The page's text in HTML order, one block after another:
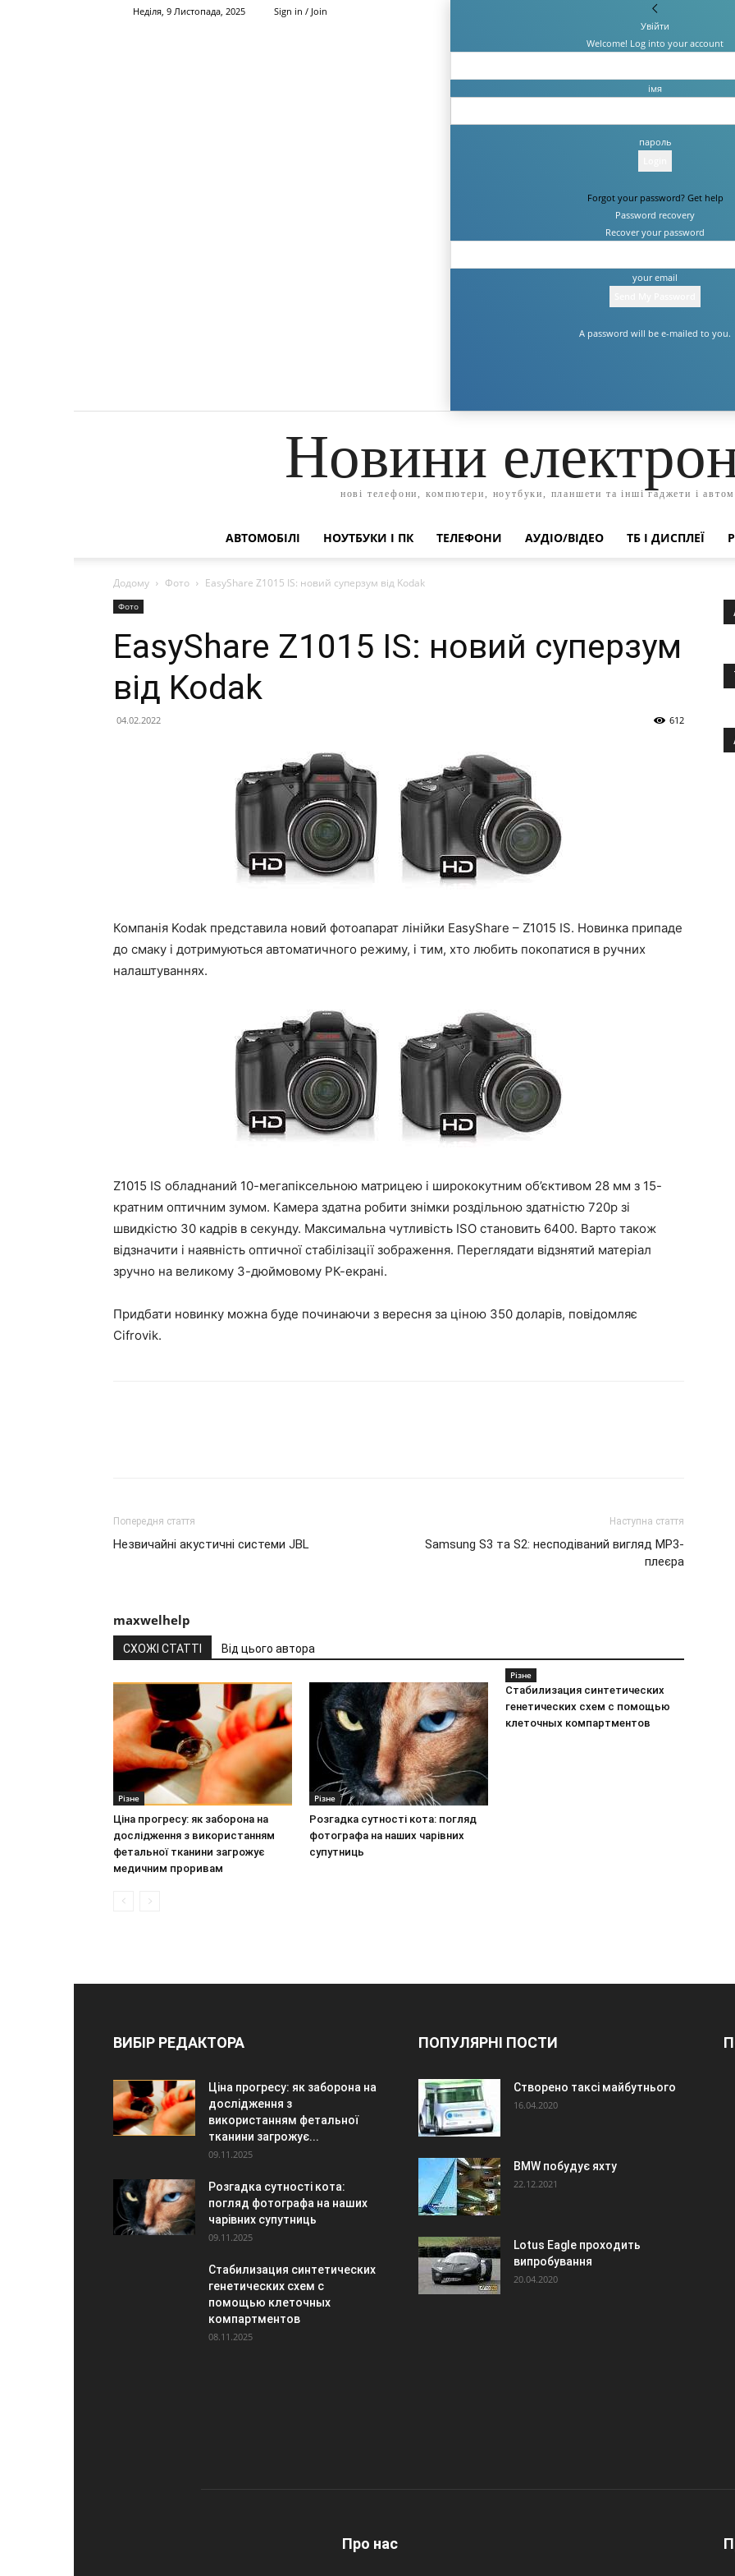
Неділя, 9 Листопада, 2025
Sign in / Join
Увійти
Welcome! Log into your account
імя
пароль
Forgot your password? Get help
Password recovery
Recover your password
your email
A password will be e-mailed to you.
Новини
нові телефони, компютери, ноутбуки, планшети та інші гаджети і
АВТОМОБІЛІ НОУТБУКИ І ПК ТЕЛЕФОНИ АУДІО/ВІДЕО ТБ І ДИСПЛЕЇ
Додому Фото EasyShare Z1015 IS: новий суперзум від Kodak
Фото
EasyShare Z1015 IS: новий суперзум
від Kodak
04.02.2022 612
Компанія Kodak представила новий фотоапарат лінійки EasyShare – Z1015 IS. Новинка припаде
до смаку і дотримуються автоматичного режиму, і тим, хто любить покопатися в ручних
налаштуваннях.
Z1015 IS обладнаний 10-мегапіксельною матрицею і ширококутним об’єктивом 28 мм з 15-
кратним оптичним зумом. Камера здатна робити знімки роздільною здатністю 720p зі
швидкістю 30 кадрів в секунду. Максимальна чутливість ISO становить 6400. Варто також
відзначити і наявність оптичної стабілізації зображення. Переглядати відзнятий матеріал
зручно на великому 3-дюймовому РК-екрані.
Придбати новинку можна буде починаючи з вересня за ціною 350 доларів, повідомляє
Cifrovik.
Попередня стаття
Незвичайні акустичні системи JBL
Наступна стаття
Samsung S3 та S2: несподіваний вигляд МР3-
плеєра
maxwelhelp
СХОЖІ СТАТТІ Від цього автора
Різне
Ціна прогресу: як заборона на
дослідження з використанням
фетальної тканини загрожує
медичним проривам
Різне
Розгадка сутності кота: погляд
фотографа на наших чарівних
супутниць
Різне
Стабилизация синтетических
генетических схем с помощью
клеточных компартментов
ВИБІР РЕДАКТОРА
Ціна прогресу: як заборона на
дослідження з
використанням фетальної
тканини загрожує...
09.11.2025
Розгадка сутності кота:
погляд фотографа на наших
чарівних супутниць
09.11.2025
Стабилизация синтетических
генетических схем с
помощью клеточных
компартментов
08.11.2025
ПОПУЛЯРНІ ПОСТИ
Створено таксі майбутнього
16.04.2020
BMW побудує яхту
22.12.2021
Lotus Eagle проходить
випробування
20.04.2020
Про нас